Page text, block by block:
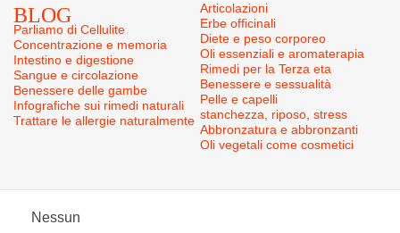
BLOG
Parliamo di Cellulite
Concentrazione e memoria
Intestino e digestione
Sangue e circolazione
Benessere delle gambe
Infografiche sui rimedi naturali
Trattare le allergie naturalmente
Articolazioni
Erbe officinali
Diete e peso corporeo
Oli essenziali e aromaterapia
Rimedi per la Terza eta
Benessere e sessualità
Pelle e capelli
stanchezza, riposo, stress
Abbronzatura e abbronzanti
Oli vegetali come cosmetici
Nessun